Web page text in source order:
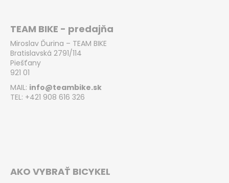
TEAM BIKE - predajňa
Miroslav Ďurina – TEAM BIKE
Bratislavská 2791/114
Piešťany
921 01
MAIL: info@teambike.sk
TEL: +421 908 616 326
AKO VYBRAŤ BICYKEL